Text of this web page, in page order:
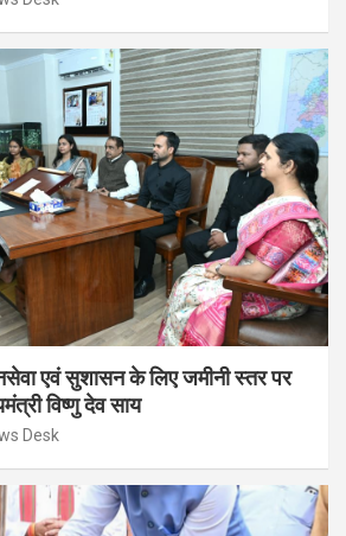
एवं सुशासन के लिए जमीनी स्तर पर
विष्णु देव साय
Desk